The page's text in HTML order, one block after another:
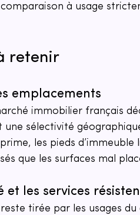
à usage
retenir
emplacements
immobilier français
sélectivité
les pieds
que les surfaces mal
et les services
tirée par les usages